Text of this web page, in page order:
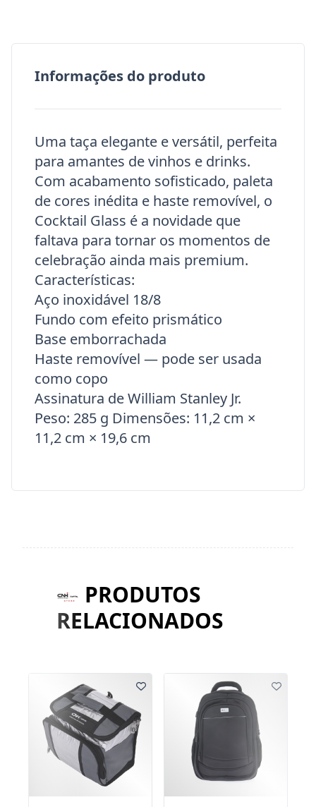
Informações do produto
Uma taça elegante e versátil, perfeita
para amantes de vinhos e drinks.
Com acabamento sofisticado, paleta
de cores inédita e haste removível, o
Cocktail Glass é a novidade que
faltava para tornar os momentos de
celebração ainda mais premium.
Características:
Aço inoxidável 18/8
Fundo com efeito prismático
Base emborrachada
Haste removível — pode ser usada
como copo
Assinatura de William Stanley Jr.
Peso: 285 g Dimensões: 11,2 cm ×
11,2 cm × 19,6 cm
PRODUTOS
RELACIONADOS